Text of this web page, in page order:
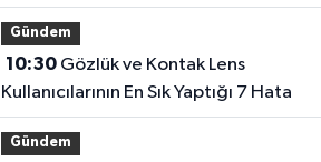
Gündem
10:30Gözlük ve Kontak Lens
Kullanıcılarının En Sık Yaptığı 7 Hata
Gündem